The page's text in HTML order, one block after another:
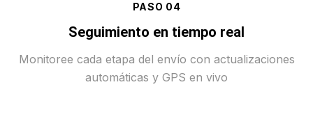
PASO 04
Seguimiento en tiempo real
Monitoree cada etapa del envío con actualizaciones
automáticas y GPS en vivo